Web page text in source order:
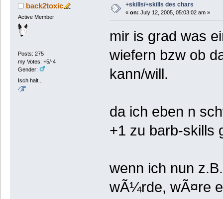
back2toxic
Active Member
Posts: 275
my Votes: +5/-4
Gender:
Isch halt...
+skills/+skills des chars
« on: July 12, 2005, 05:03:02 am »
mir is grad was
wiefern bzw ob
kann/will.
da ich eben n
+1 zu barb-skills
wenn ich nun
wÃ¼rde, wÃ¤re